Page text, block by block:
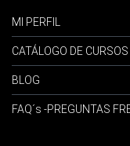
MI PERFIL
CATÁLOGO DE CURSOS
BLOG
FAQ´s -PREGUNTAS